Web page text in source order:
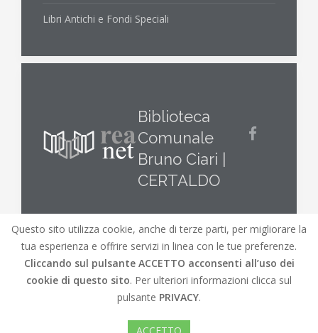
Libri Antichi e Fondi Speciali
Biblioteca
Comunale
Bruno Ciari |
CERTALDO
© REA.net 2019 |REA.netBiblioteche lungo l'Elsa
Mappa del Sito|Credits
accessibile del sito
Questo sito utilizza cookie, anche di terze parti, per migliorare la
tua esperienza e offrire servizi in linea con le tue preferenze.
Cliccando sul pulsante ACCETTO acconsenti all’uso dei
cookie di questo sito. Per ulteriori informazioni clicca sul
pulsante PRIVACY.